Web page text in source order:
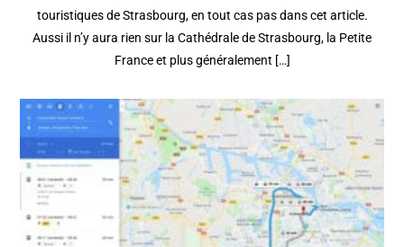
touristiques de Strasbourg, en tout cas pas dans cet article.
Aussi il n’y aura rien sur la Cathédrale de Strasbourg, la Petite
France et plus généralement […]